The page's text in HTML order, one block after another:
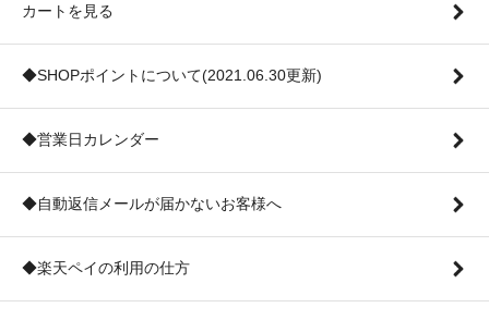
カートを見る
◆SHOPポイントについて(2021.06.30更新)
◆営業日カレンダー
◆自動返信メールが届かないお客様へ
◆楽天ペイの利用の仕方